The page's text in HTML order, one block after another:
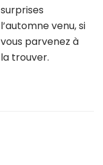
surprises
l’automne venu, si
vous parvenez à
la trouver.